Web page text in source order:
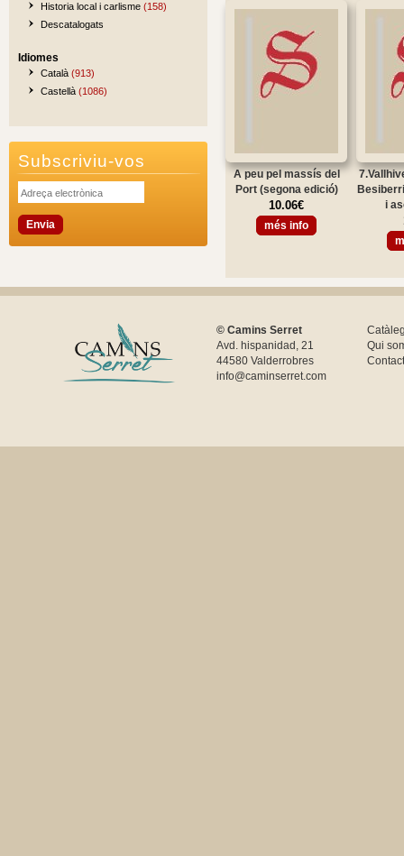
Historia local i carlisme (158)
Descatalogats
Idiomes
Català (913)
Castellà (1086)
Subscriviu-vos
A peu pel massís del
Port (segona edició)
10.06€
més info
i
© Camins Serret
Avd. hispanidad, 21
44580 Valderrobres
info@caminserret.com
Qui